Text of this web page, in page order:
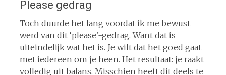
Please gedrag
Toch duurde het lang voordat ik me bewust
werd van dit ‘please’-gedrag. Want dat is
uiteindelijk wat het is. Je wilt dat het goed gaat
met iedereen om je heen. Het resultaat: je raakt
volledig uit balans. Misschien heeft dit deels te